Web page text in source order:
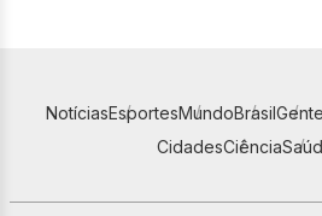
NotíciasEsportesMundoBrasil
CidadesCiência